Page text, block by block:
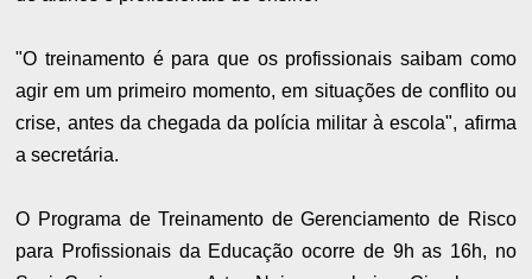
"O treinamento é para que os profissionais saibam como
agir em um primeiro momento, em situações de conflito ou
crise, antes da chegada da polícia militar à escola", afirma
a secretária.
O Programa de Treinamento de Gerenciamento de Risco
para Profissionais da Educação ocorre de 9h as 16h, no